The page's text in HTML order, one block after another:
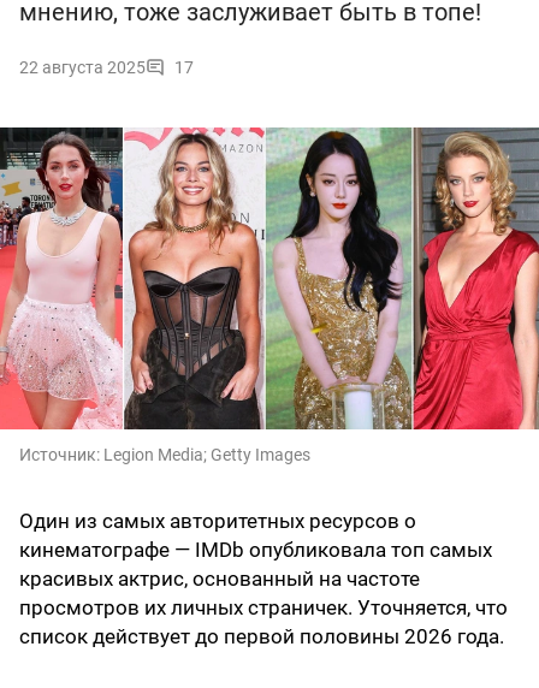
мнению, тоже заслуживает быть в топе!
22 августа 2025 17
Источник: Legion Media; Getty Images
Один из самых авторитетных ресурсов о
кинематографе — IMDb опубликовала топ самых
красивых актрис, основанный на частоте
просмотров их личных страничек. Уточняется, что
список действует до первой половины 2026 года.